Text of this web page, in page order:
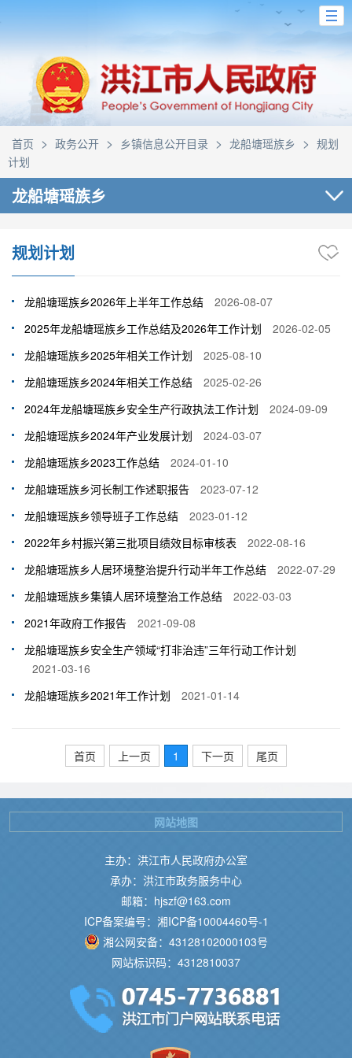
首页 > 政务公开 > 乡镇信息公开目录 > 龙船塘瑶族乡 > 规划
计划
龙船塘瑶族乡
规划计划
龙船塘瑶族乡2026年上半年工作总结
2026-08-07
2025年龙船塘瑶族乡工作总结及2026年工作计划
2026-02-05
龙船塘瑶族乡2025年相关工作计划
2025-08-10
龙船塘瑶族乡2024年相关工作总结
2025-02-26
2024年龙船塘瑶族乡安全生产行政执法工作计划
2024-09-09
龙船塘瑶族乡2024年产业发展计划
2024-03-07
龙船塘瑶族乡2023工作总结
2024-01-10
龙船塘瑶族乡河长制工作述职报告
2023-07-12
龙船塘瑶族乡领导班子工作总结
2023-01-12
2022年乡村振兴第三批项目绩效目标审核表
2022-08-16
龙船塘瑶族乡人居环境整治提升行动半年工作总结
2022-07-29
龙船塘瑶族乡集镇人居环境整治工作总结
2022-03-03
2021年政府工作报告
2021-09-08
龙船塘瑶族乡安全生产领域“打非治违”三年行动工作计划
2021-03-16
龙船塘瑶族乡2021年工作计划
2021-01-14
首页 上一页 1 下一页 尾页
主办：洪江市人民政府办公室
承办：洪江市政务服务中心
邮箱：hjszf@163.com
ICP备案编号：湘ICP备10004460号-1
湘公网安备：43128102000103号
网站标识码：4312810037
网站地图